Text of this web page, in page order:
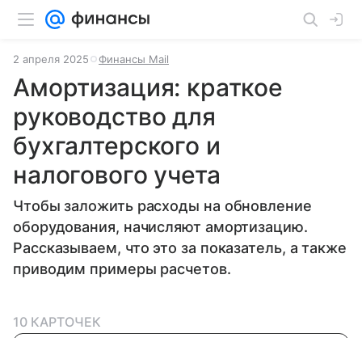
2 апреля 2025 Финансы Mail
Амортизация: краткое
руководство для
бухгалтерского и
налогового учета
Чтобы заложить расходы на обновление
оборудования, начисляют амортизацию.
Рассказываем, что это за показатель, а также
приводим примеры расчетов.
10 КАРТОЧЕК